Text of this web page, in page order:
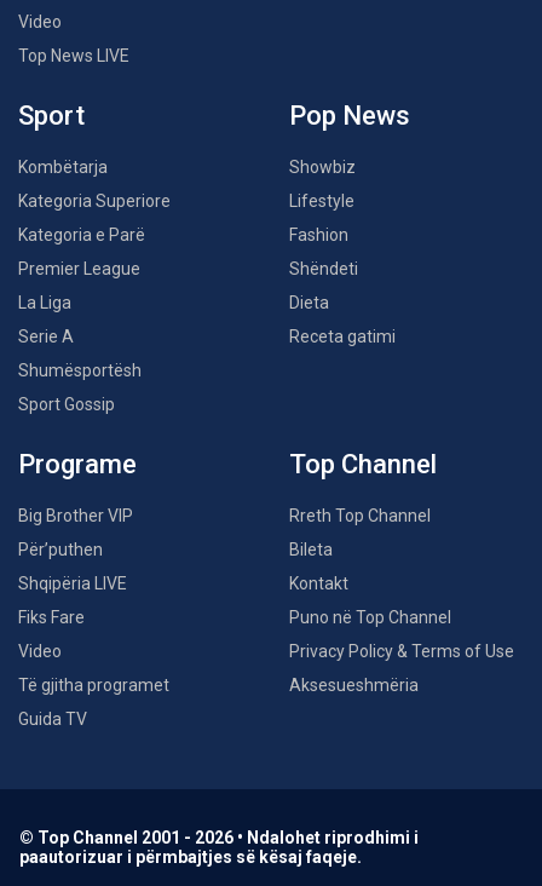
Video
Top News LIVE
Sport
Kombëtarja
Kategoria Superiore
Kategoria e Parë
Premier League
La Liga
Serie A
Shumësportësh
Sport Gossip
Pop News
Showbiz
Lifestyle
Fashion
Shëndeti
Dieta
Receta gatimi
Programe
Big Brother VIP
Për’puthen
Shqipëria LIVE
Fiks Fare
Video
Të gjitha programet
Guida TV
Top Channel
Rreth Top Channel
Bileta
Kontakt
Puno në Top Channel
Privacy Policy & Terms of Use
Aksesueshmëria
© Top Channel 2001 - 2026 • Ndalohet riprodhimi i
paautorizuar i përmbajtjes së kësaj faqeje.